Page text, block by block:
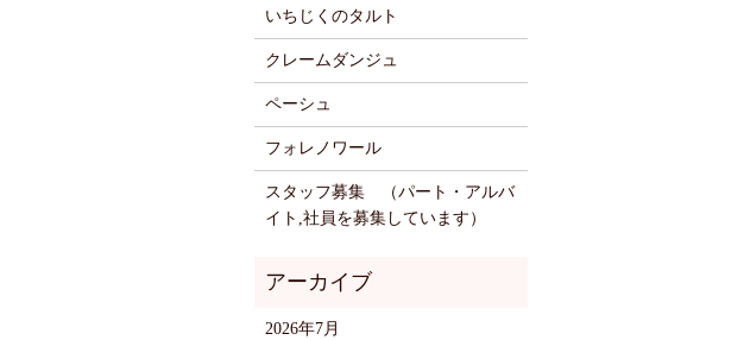
いちじくのタルト
クレームダンジュ
ペーシュ
フォレノワール
スタッフ募集 （パート・アルバ
イト,社員を募集しています）
2026年7月